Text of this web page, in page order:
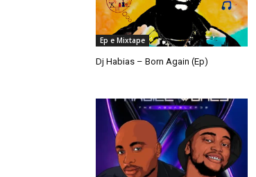
Ep e Mixtape
Dj Habias – Born Again (Ep)